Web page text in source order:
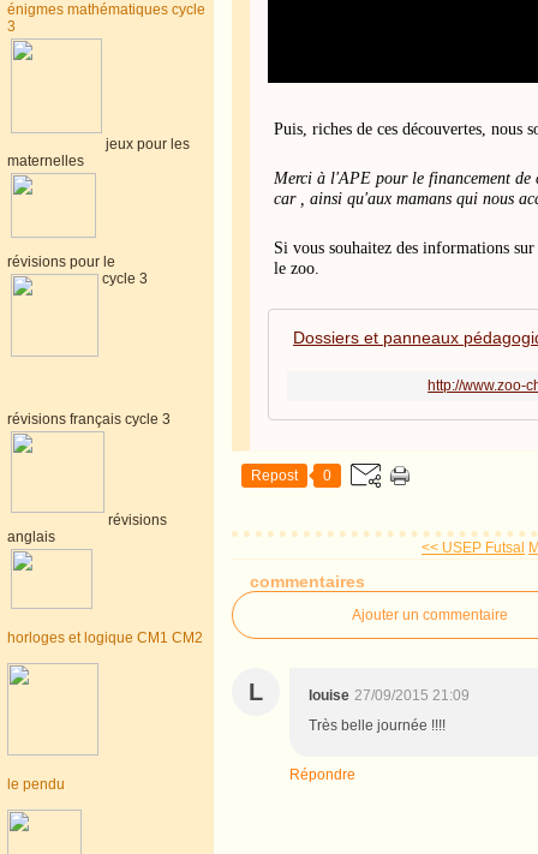
énigmes mathématiques cycle
3
jeux pour les
maternelles
révisions pour le
cycle 3
révisions français cycle 3
révisions
anglais
horloges et logique CM1 CM2
le pendu
Puis, riches de ces découvertes, nous
Merci à l'APE pour le financement
car , ainsi qu'aux mamans qui nous
Si vous souhaitez des informations
le zoo.
Dossiers et panneaux
http://www.zoo-
Repost 0
<< USEP Futsal
commentaires
Ajouter un commentaire
L louise 27/09/2015 21:09
Très belle journée !!!!
Répondre